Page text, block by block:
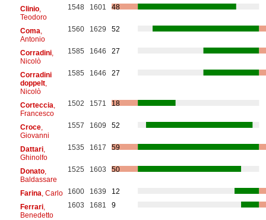
Clinio,
Teodoro
1548 1601 48
Coma
Antonio
1560 1629 52
Corradini,
Nicolò
1585 1646 27
Corradini
doppelt,
Nicolò
1585 1646 27
Corteccia
Francesco
1502 1571 18
Croce,
Giovanni
1557 1609 52
Dattari,
Ghinolfo
1535 1617 59
Donato,
Baldassare
1525 1603 50
Farina , Carlo 1600 1639
12
Ferrari,
Benedetto
1603 1681 9